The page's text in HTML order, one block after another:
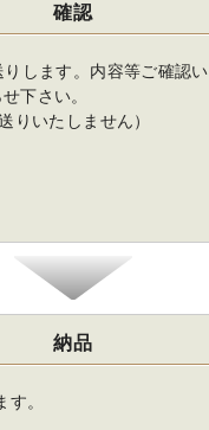
確認
します。内容等ご確認い
下さい。
りいたしません）
納品
。